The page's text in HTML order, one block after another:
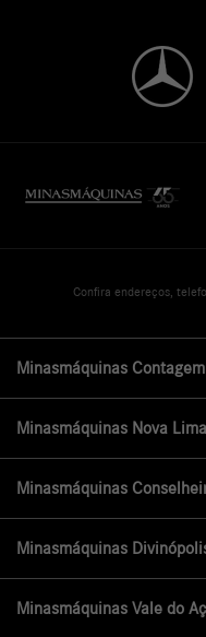
Confira endereços,
Minasmáquinas Contagem
Minasmáquinas Nova Lima
Minasmáquinas
Minasmáquinas
Minasmáquinas Vale do